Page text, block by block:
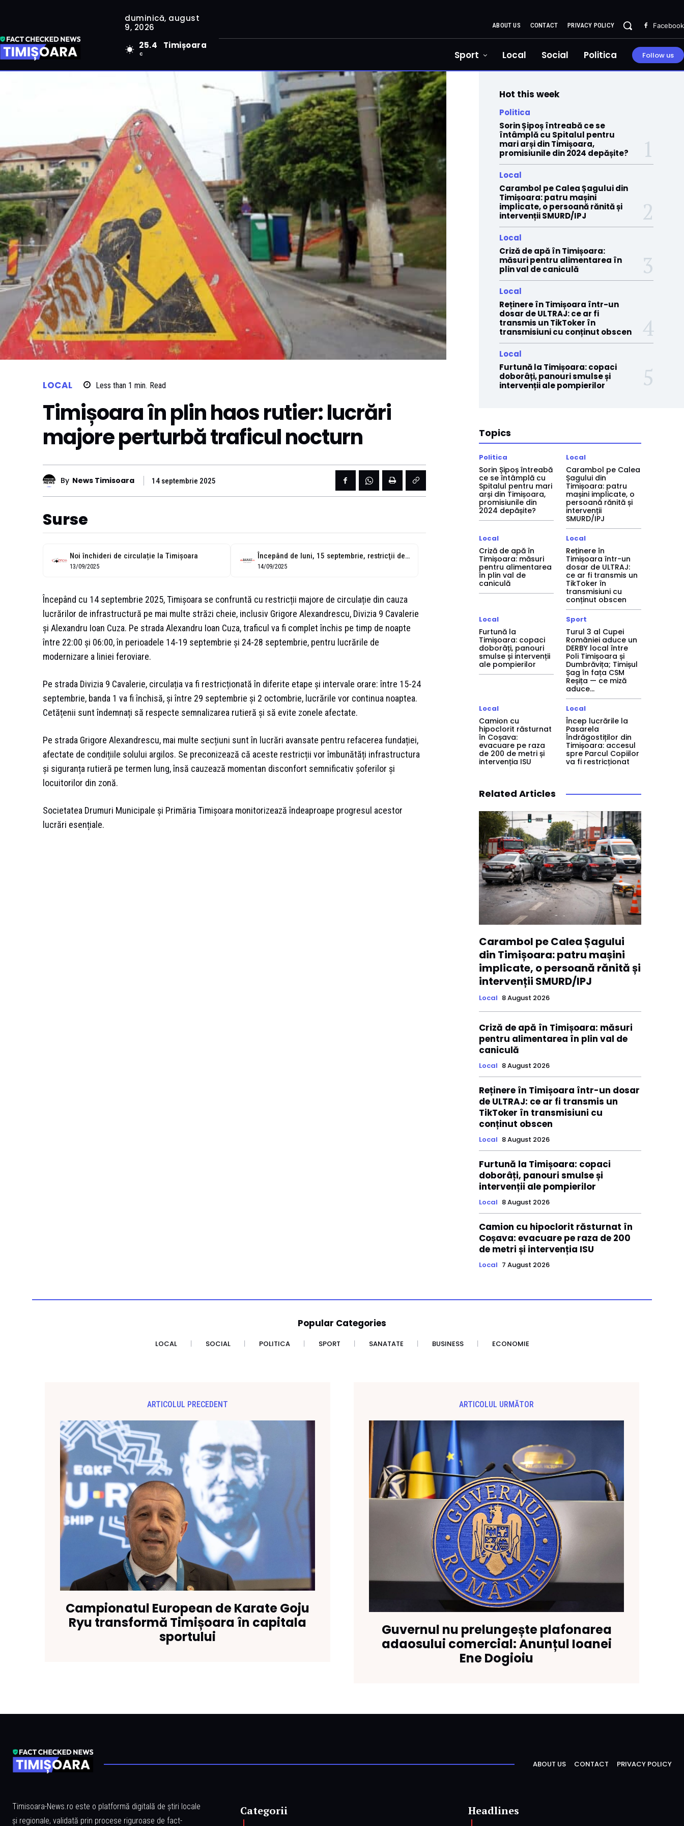
duminică, august
9, 2026
25.4
C
Timișoara
ABOUT US CONTACT PRIVACY POLICY Facebook
Sport Local Social Politica Follow us
LOCAL Less than 1 min. Read
Timișoara în plin haos rutier: lucrări
majore perturbă traficul nocturn
By News Timisoara 14 septembrie 2025
Surse
Noi închideri de circulație la Timișoara
13/09/2025
Începând de luni, 15 septembrie, restricţii de circulaţie pe strada Divizia 9...
14/09/2025
Începând cu 14 septembrie 2025, Timișoara se confruntă cu restricții majore de circulație din cauza
lucrărilor de infrastructură pe mai multe străzi cheie, inclusiv Grigore Alexandrescu, Divizia 9 Cavalerie
și Alexandru Ioan Cuza. Pe strada Alexandru Ioan Cuza, traficul va fi complet închis pe timp de noapte
între 22:00 și 06:00, în perioadele 14-19 septembrie și 24-28 septembrie, pentru lucrările de
modernizare a liniei feroviare.
Pe strada Divizia 9 Cavalerie, circulația va fi restricționată în diferite etape și intervale orare: între 15-24
septembrie, banda 1 va fi închisă, și între 29 septembrie și 2 octombrie, lucrările vor continua noaptea.
Cetățenii sunt îndemnați să respecte semnalizarea rutieră și să evite zonele afectate.
Pe strada Grigore Alexandrescu, mai multe secțiuni sunt în lucrări avansate pentru refacerea fundației,
afectate de condițiile solului argilos. Se preconizează că aceste restricții vor îmbunătăți infrastructura
și siguranța rutieră pe termen lung, însă cauzează momentan disconfort semnificativ șoferilor și
locuitorilor din zonă.
Societatea Drumuri Municipale și Primăria Timișoara monitorizează îndeaproape progresul acestor
lucrări esențiale.
Hot this week
Politica
Sorin Șipoș întreabă ce se
întâmplă cu Spitalul pentru
mari arși din Timișoara,
promisiunile din 2024 depășite?
Local
Carambol pe Calea Șagului din
Timișoara: patru mașini
implicate, o persoană rănită și
intervenții SMURD/IPJ
Local
Criză de apă în Timișoara:
măsuri pentru alimentarea în
plin val de caniculă
Local
Reținere în Timișoara într-un
dosar de ULTRAJ: ce ar fi
transmis un TikToker în
transmisiuni cu conținut obscen
Local
Furtună la Timișoara: copaci
doborâți, panouri smulse și
intervenții ale pompierilor
Topics
Politica
Sorin Șipoș întreabă
ce se întâmplă cu
Spitalul pentru mari
arși din Timișoara,
promisiunile din
2024 depășite?
Local
Carambol pe Calea
Șagului din
Timișoara: patru
mașini implicate, o
persoană rănită și
intervenții
SMURD/IPJ
Local
Criză de apă în
Timișoara: măsuri
pentru alimentarea
în plin val de
caniculă
Local
Reținere în
Timișoara într-un
dosar de ULTRAJ:
ce ar fi transmis un
TikToker în
transmisiuni cu
conținut obscen
Local
Furtună la
Timișoara: copaci
doborâți, panouri
smulse și intervenții
ale pompierilor
Sport
Turul 3 al Cupei
României aduce un
DERBY local între
Poli Timișoara și
Dumbrăvița; Timișul
Șag în fața CSM
Reșița — ce miză
aduce...
Local
Camion cu
hipoclorit răsturnat
în Coșava:
evacuare pe raza
de 200 de metri și
intervenția ISU
Local
Încep lucrările la
Pasarela
Îndrăgostiților din
Timișoara: accesul
spre Parcul Copiilor
va fi restricționat
Related Articles
Carambol pe Calea Șagului
din Timișoara: patru mașini
implicate, o persoană rănită și
intervenții SMURD/IPJ
Local 8 August 2026
Criză de apă în Timișoara: măsuri
pentru alimentarea în plin val de
caniculă
Local 8 August 2026
Reținere în Timișoara într-un dosar
de ULTRAJ: ce ar fi transmis un
TikToker în transmisiuni cu
conținut obscen
Local 8 August 2026
Furtună la Timișoara: copaci
doborâți, panouri smulse și
intervenții ale pompierilor
Local 8 August 2026
Camion cu hipoclorit răsturnat în
Coșava: evacuare pe raza de 200
de metri și intervenția ISU
Local 7 August 2026
Popular Categories
LOCAL SOCIAL POLITICA SPORT SANATATE BUSINESS ECONOMIE
ARTICOLUL PRECEDENT
Campionatul European de Karate Goju
Ryu transformă Timișoara în capitala
sportului
ARTICOLUL URMĂTOR
Guvernul nu prelungește plafonarea
adaosului comercial: Anunțul Ioanei
Ene Dogioiu
ABOUT US CONTACT PRIVACY POLICY
Timisoara-News.ro este o platformă digitală de știri locale
și regionale, validată prin procese riguroase de fact-
Categorii Headlines